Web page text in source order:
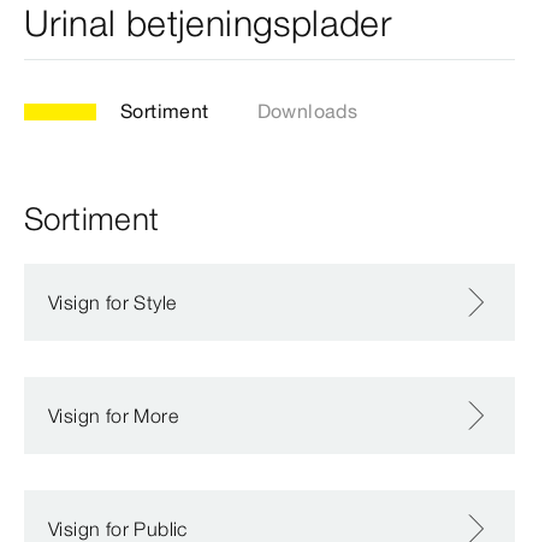
Urinal betjeningsplader
Sortiment Downloads
Sortiment
Visign for Style
Visign for More
Visign for Public